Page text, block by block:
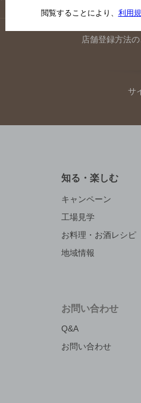
店舗登録方法
サ
知る・楽しむ
キャンペーン
工場見学
お料理・お酒レシピ
地域情報
お問い合わせ
Q&A
お問い合わせ
閲覧することにより、 利用